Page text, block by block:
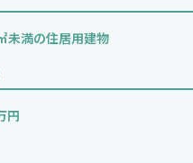
未満の住居用建物
円